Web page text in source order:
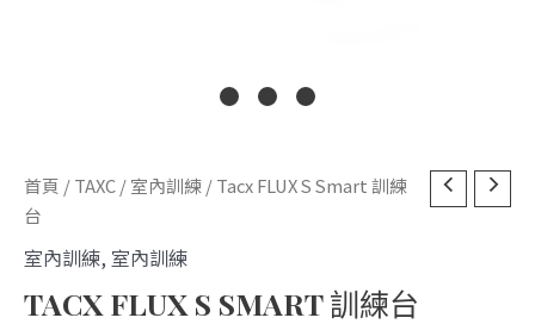
首頁 /TAXC/室內訓練/ Tacx FLUX S Smart 訓練
台
室內訓練, 室內訓練
TACX FLUX S SMART 訓練台
Tacx
FLUX
S
Smart
訓